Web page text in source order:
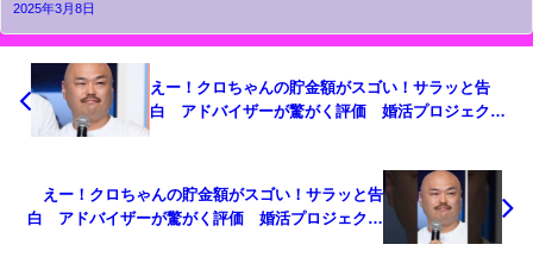
2025年3月8日
えー！クロちゃんの貯金額がスゴい！サラッと告
白 アドバイザーが驚がく評価 婚活プロジェクト
えー！クロちゃんの貯金額がスゴい！サラッと告
白 アドバイザーが驚がく評価 婚活プロジェクト